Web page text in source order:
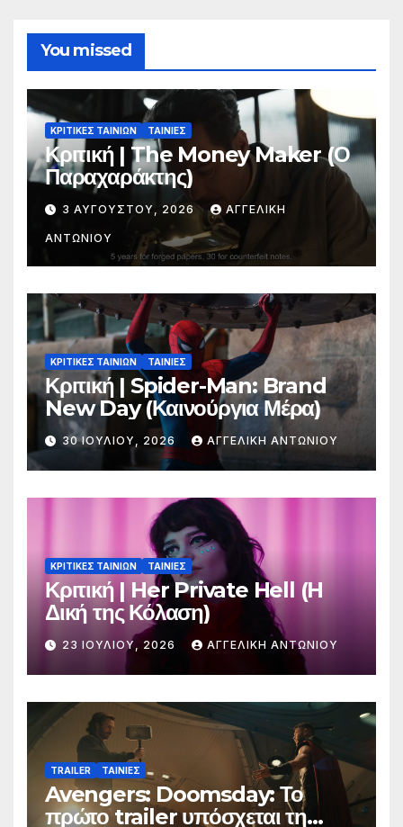
You missed
ΚΡΙΤΙΚΕΣ ΤΑΙΝΙΩΝ ΤΑΙΝΙΕΣ
Κριτική | The Money Maker (Ο
Παραχαράκτης)
3 ΑΥΓΟΎΣΤΟΥ, 2026 ΑΓΓΕΛΙΚΉ
ΑΝΤΩΝΊΟΥ
ΚΡΙΤΙΚΕΣ ΤΑΙΝΙΩΝ ΤΑΙΝΙΕΣ
Κριτική | Spider-Man: Brand
New Day (Καινούργια Μέρα)
30 ΙΟΥΛΊΟΥ, 2026 ΑΓΓΕΛΙΚΉ ΑΝΤΩΝΊΟΥ
ΚΡΙΤΙΚΕΣ ΤΑΙΝΙΩΝ ΤΑΙΝΙΕΣ
Κριτική | Her Private Hell (H
Δική της Κόλαση)
23 ΙΟΥΛΊΟΥ, 2026 ΑΓΓΕΛΙΚΉ ΑΝΤΩΝΊΟΥ
TRAILER ΤΑΙΝΙΕΣ
Avengers: Doomsday: Το
πρώτο trailer υπόσχεται τη